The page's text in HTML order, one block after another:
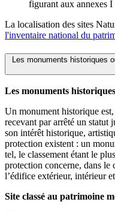
figurant aux annexes
La localisation des sites
l'inventaire national du
Les monuments historiques
Les monuments historiques
Un monument historique
recevant par arrêté un statut
son intérêt historique,
protection existent : un
tel, le classement étant le
protection concerne, dans le
l’édifice extérieur, intérieur
Site classé au patrimoine